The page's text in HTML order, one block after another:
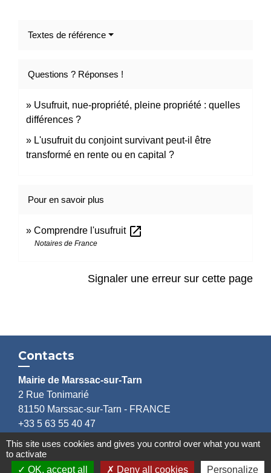
Textes de référence
Questions ? Réponses !
Usufruit, nue-propriété, pleine propriété : quelles
différences ?
L'usufruit du conjoint survivant peut-il être
transformé en rente ou en capital ?
Pour en savoir plus
Comprendre l'usufruit open_in_new
Notaires de France
Signaler une erreur sur cette page
Contacts
Mairie de Marssac-sur-Tarn
2 Rue Tonimarié
81150 Marssac-sur-Tarn - FRANCE
+33 5 63 55 40 47
accueil@marssac-sur-tarn.fr
Lien vers les HORAIRES et CONTACTS
This site uses cookies and gives you control over what you want
to activate
OK, accept all
Deny all cookies Personalize